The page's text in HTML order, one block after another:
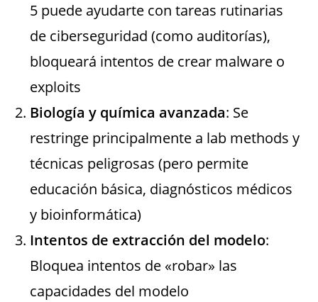
5 puede ayudarte con tareas rutinarias
de ciberseguridad (como auditorías),
bloqueará intentos de crear malware o
exploits
Biología y química avanzada: Se
restringe principalmente a lab methods y
técnicas peligrosas (pero permite
educación básica, diagnósticos médicos
y bioinformática)
Intentos de extracción del modelo:
Bloquea intentos de «robar» las
capacidades del modelo